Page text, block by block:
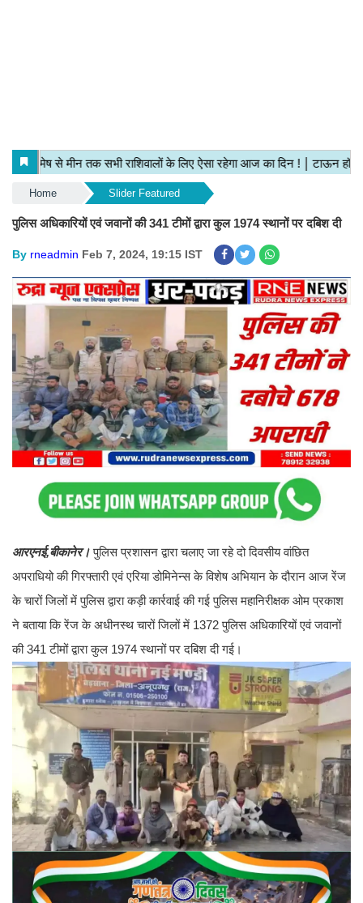
Home Slider Featured
पुलिस अधिकारियों एवं जवानों की 341 टीमों द्वारा कुल 1974 स्थानों पर दबिश दी
By rneadmin Feb 7, 2024, 19:15 IST
आरएनई,बीकानेर।पुलिस प्रशासन द्वारा चलाए जा रहे दो दिवसीय वांछित
अपराधियो की गिरफ्तारी एवं एरिया डोमिनेन्स के विशेष अभियान के दौरान आज रेंज
के चारों जिलों में पुलिस द्वारा कड़ी कार्रवाई की गई पुलिस महानिरीक्षक ओम प्रकाश
ने बताया कि रेंज के अधीनस्थ चारों जिलों में 1372 पुलिस अधिकारियों एवं जवानों
की 341 टीमों द्वारा कुल 1974 स्थानों पर दबिश दी गई।